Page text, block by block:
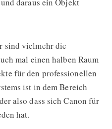
sind vielmehr die
mal einen halben Raum
für den professionellen
ist in dem Bereich
also dass sich Canon für
hat.